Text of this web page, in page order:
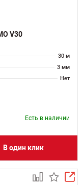
V30
30 м
3 мм
Нет
Есть в наличии
В один клик